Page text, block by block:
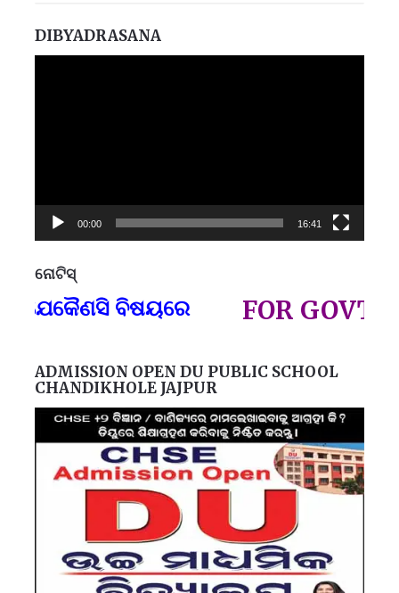
DIBYADRASANA
00:00 16:41
ନୋଟିସ୍
ବିଷୟରେ FOR GOVT AND
ADMISSION OPEN DU PUBLIC SCHOOL
CHANDIKHOLE JAJPUR